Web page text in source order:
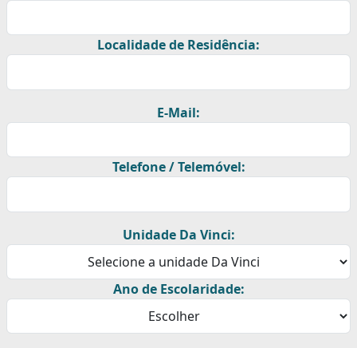
Localidade de Residência:
E-Mail:
Telefone / Telemóvel:
Unidade Da Vinci:
Ano de Escolaridade: